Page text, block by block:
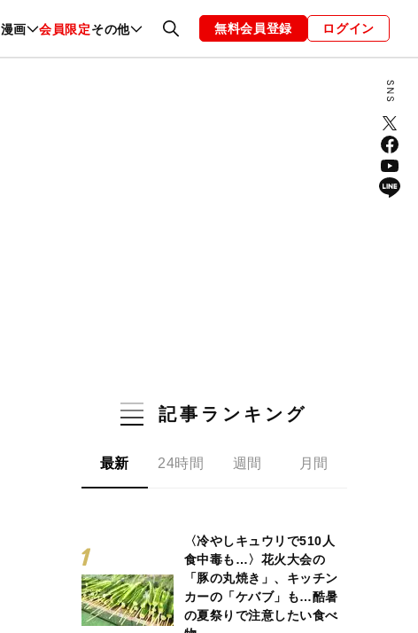
漫画 会員限定その他
ファッション 恋愛・結婚 編集部 お知らせ
無料会員登録 ログイン
記事ランキング
最新 24時間 週間 月間
〈冷やしキュウリで510人
食中毒も…〉花火大会の
「豚の丸焼き」、キッチン
カーの「ケバブ」も…酷暑
の夏祭りで注意したい食べ